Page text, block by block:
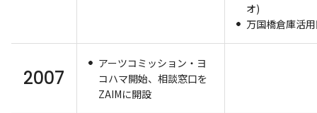
オ)
万国橋倉庫活
2007
アーツコミッション・ヨ
コハマ開始、相談窓口を
ZAIMに開設